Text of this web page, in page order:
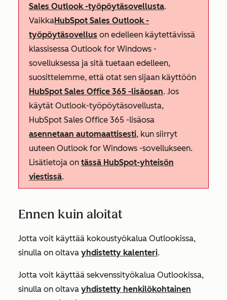
Sales Outlook -työpöytäsovellusta.
VaikkaHubSpot Sales Outlook -
työpöytäsovellus on edelleen käytettävissä
klassisessa Outlook for Windows -
sovelluksessa ja sitä tuetaan edelleen,
suosittelemme, että otat sen sijaan käyttöön
HubSpot Sales Office 365 -lisäosan. Jos
käytät Outlook-työpöytäsovellusta,
HubSpot Sales Office 365 -lisäosa
asennetaan automaattisesti, kun siirryt
uuteen Outlook for Windows -sovellukseen.
Lisätietoja on tässä HubSpot-yhteisön
viestissä.
Ennen kuin aloitat
Jotta voit käyttää kokoustyökalua Outlookissa,
sinulla on oltava yhdistetty kalenteri.
Jotta voit käyttää sekvenssityökalua Outlookissa,
sinulla on oltava yhdistetty henkilökohtainen